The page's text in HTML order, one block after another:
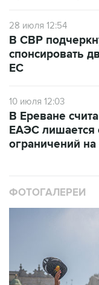
28 июля 12:54
В СВР
спонсировать
ЕС
10 июля 12:03
В Ереване
ЕАЭС лишается
ограничений
ФОТОГАЛЕРЕИ